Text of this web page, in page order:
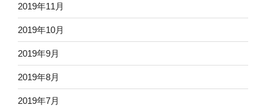
2019年11月
2019年10月
2019年9月
2019年8月
2019年7月